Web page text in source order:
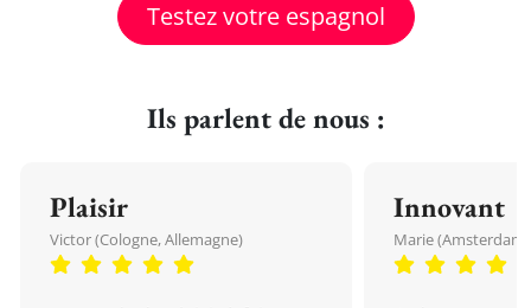
Testez votre espagnol
Ils parlent de nous :
Plaisir
Victor (Cologne, Allemagne)
Innovant
Marie (Amsterdam,